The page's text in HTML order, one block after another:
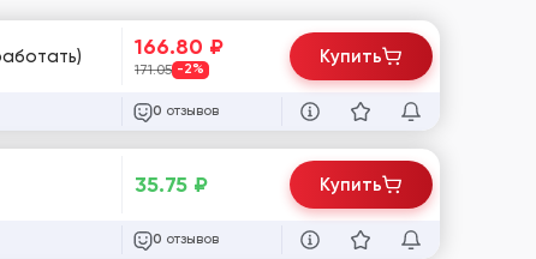
166.80 ₽
171.05 -2%
0 отзывов
Купить
35.75 ₽
0 отзывов
Купить